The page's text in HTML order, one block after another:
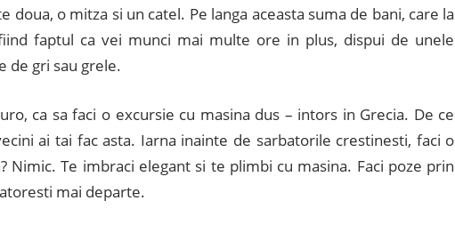
o mitza si un catel. Pe langa aceasta suma de bani, care la
faptul ca vei munci mai multe ore in plus, dispui de unele
de gri sau grele.
ca sa faci o excursie cu masina dus – intors in Grecia. De ce
ai tai fac asta. Iarna inainte de sarbatorile crestinesti, faci o
Nimic. Te imbraci elegant si te plimbi cu masina. Faci poze prin
mai departe.